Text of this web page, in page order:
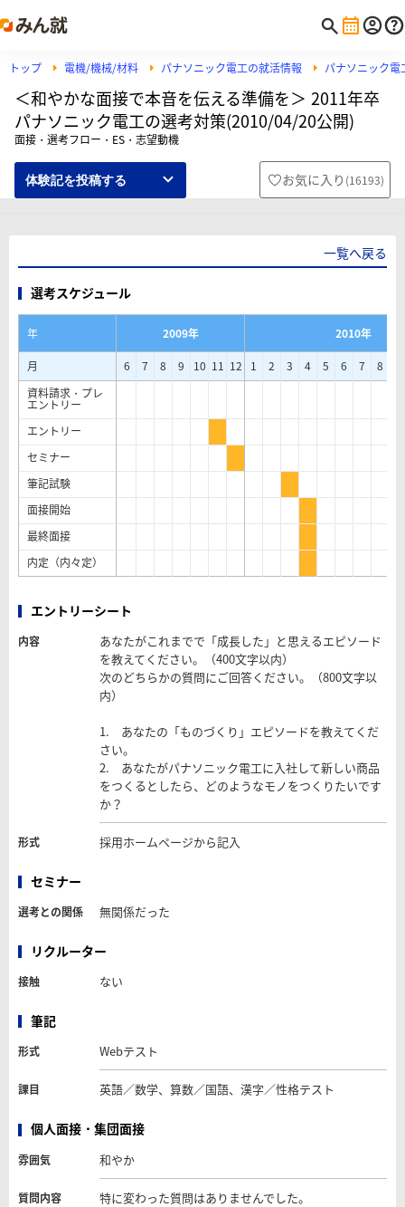
トップ 電機/機械/材料 パナソニック電工の就活情報 パナソニック
＜和やかな面接で本音を伝える準備を＞ 2011年卒
パナソニック電工の選考対策(2010/04/20公開)
面接・選考フロー・ES・志望動機
体験記を投稿する お気に入り (16193)
一覧へ戻る
選考スケジュール
年 2009年
2010年
月
6 7 8 9 10 11 12 1 2 3 4 5 6 7 8
資料請求・プレ
エントリー
エントリー
セミナー
筆記試験
面接開始
最終面接
内定（内々定）
エントリーシート
内容
あなたがこれまでで「成長した」と思えるエピソード
を教えてください。（400文字以内）
次のどちらかの質問にご回答ください。（800文字以
内）
1. あなたの「ものづくり」エピソードを教えてくだ
さい。
2. あなたがパナソニック電工に入社して新しい商品
をつくるとしたら、どのようなモノをつくりたいです
か？
形式 採用ホームページから記入
セミナー
選考との関係 無関係だった
リクルーター
接触 ない
筆記
形式 Webテスト
課目 英語／数学、算数／国語、漢字／性格テスト
個人面接・集団面接
雰囲気 和やか
質問内容 特に変わった質問はありませんでした。